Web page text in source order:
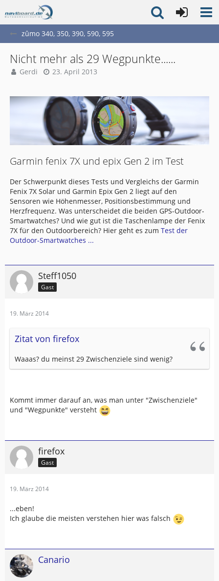
zûmo 340, 350, 390, 590, 595
Nicht mehr als 29 Wegpunkte......
Gerdi 23. April 2013
Garmin fenix 7X und epix Gen 2 im Test
Der Schwerpunkt dieses Tests und Vergleichs der Garmin
Fenix 7X Solar und Garmin Epix Gen 2 liegt auf den
Sensoren wie Höhenmesser, Positionsbestimmung und
Herzfrequenz. Was unterscheidet die beiden GPS-Outdoor-
Smartwatches? Und wie gut ist die Taschenlampe der Fenix
7X für den Outdoorbereich? Hier geht es zum Test der
Outdoor-Smartwatches ...
Steff1050
Gast
19. März 2014
Zitat von firefox
Waaas? du meinst 29 Zwischenziele sind wenig?
Kommt immer darauf an, was man unter "Zwischenziele"
und "Wegpunkte" versteht
firefox
Gast
19. März 2014
...eben!
Ich glaube die meisten verstehen hier was falsch
Canario